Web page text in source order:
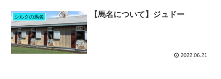
シルクの馬名 【馬名について】ジュドー
2022.06.21